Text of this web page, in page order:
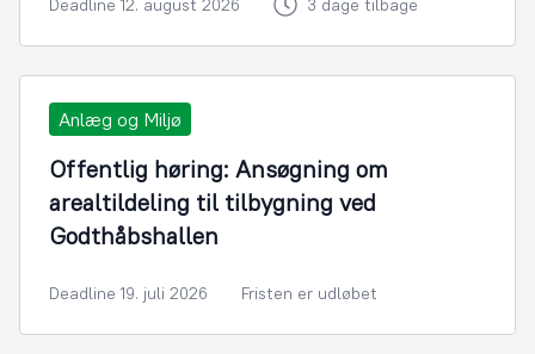
Deadline 12. august 2026 3 dage tilbage
Anlæg og Miljø
Offentlig høring: Ansøgning om
arealtildeling til tilbygning ved
Godthåbshallen
Deadline 19. juli 2026 Fristen er udløbet